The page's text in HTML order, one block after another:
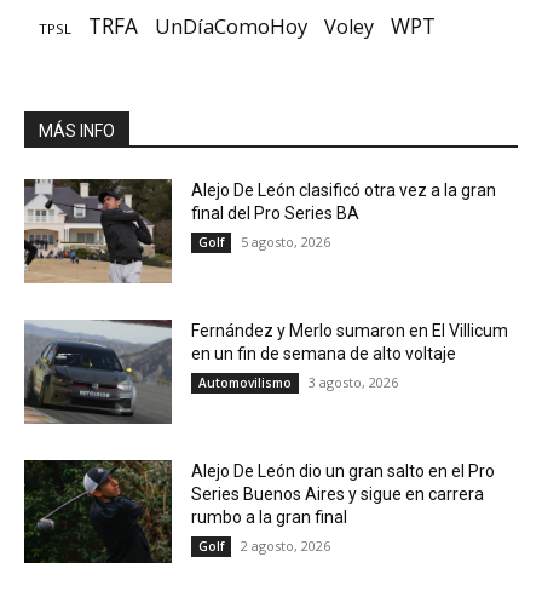
TPSL TRFA UnDíaComoHoy Voley WPT
MÁS INFO
Alejo De León clasificó otra vez a la gran
final del Pro Series BA
Golf 5 agosto, 2026
Fernández y Merlo sumaron en El Villicum
en un fin de semana de alto voltaje
Automovilismo 3 agosto, 2026
Alejo De León dio un gran salto en el Pro
Series Buenos Aires y sigue en carrera
rumbo a la gran final
Golf 2 agosto, 2026